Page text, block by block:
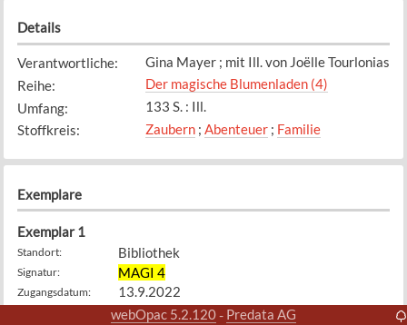
Details
Verantwortliche:
Gina Mayer ; mit Ill. von Joëlle Tourlonias
Reihe:
Der magische Blumenladen (4)
Umfang:
133 S. : Ill.
Stoffkreis: Zaubern; Abenteuer; Familie
Exemplare
Exemplar 1
Standort: Bibliothek
Signatur: MAGI 4
Zugangsdatum: 13.9.2022
Verfügbar
webOpac 5.2.120- Predata AG